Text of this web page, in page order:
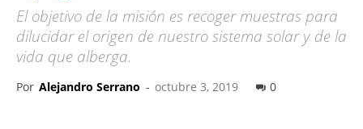
El objetivo de la misión es recoger muestras para
dilucidar el origen de nuestro sistema solar y de la
vida que alberga.
Por Alejandro Serrano - octubre 3, 2019 0